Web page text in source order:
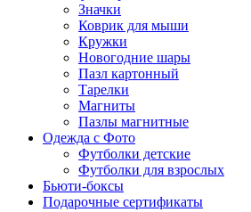
Значки
Коврик для мыши
Кружки
Новогодние шары
Пазл картонный
Тарелки
Магниты
Пазлы магнитные
Одежда с Фото
Футболки детские
Футболки для взрослых
Бьюти-боксы
Подарочные сертификаты